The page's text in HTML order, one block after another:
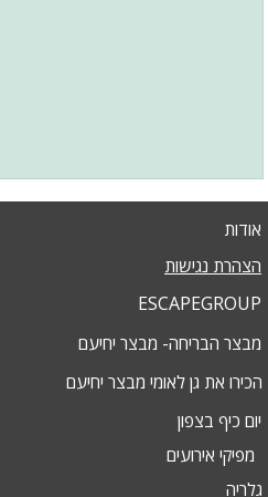
אודות
הצהרת נגישות
ESCAPEGROUP
מבצר הבריחה- מבצר יחיעם
הכירו את גן לאומי מבצר יחיעם
יום כיף בצפון
מפיקי אירועים
גלריה